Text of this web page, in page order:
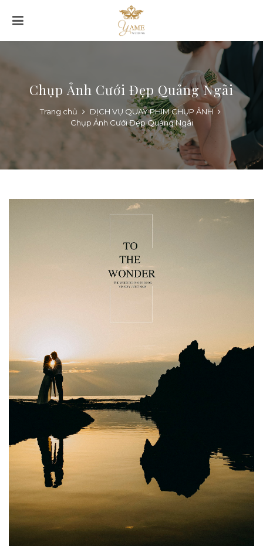
Chụp Ảnh Cưới Đẹp Quảng Ngãi
Trang chủ
DỊCH VỤ QUAY PHIM CHỤP ẢNH
Chụp Ảnh Cưới Đẹp Quảng Ngãi